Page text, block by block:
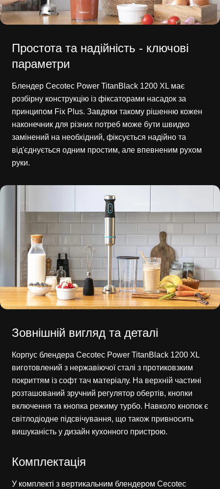
Простота та надійність - ключові
параметри
Блендер Cecotec Power TitanBlack 1200 XL має
розбірну конструкцію із фіксаторами насадок за
принципом Fix Plus. Завдяки такому рішенню кожен
наконечник для різних потреб може бути швидко
замінений на необхідний, фіксується надійно та
від'єднується одним простим, але впевненим рухом
руки.
Зовнішній вигляд та деталі
Корпус блендера Cecotec Power TitanBlack 1200 XL
виготовлений з нержавіючої сталі з протиковзким
покриттям із софт тач матеріалу. На верхній частині
розташований зручний регулятор обертів, кнопки
включення та кнопка режиму турбо. Навколо кнопок є
світлодіодне підсвічування, що також привносить
вишуканість у дизайн кухонного пристрою.
Комплектація
У комплекті з вертикальним блендером Cecotec